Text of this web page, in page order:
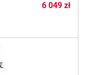
6 049 zł